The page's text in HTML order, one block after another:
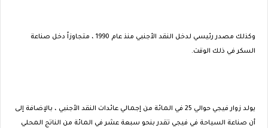
وكذلك مصدر رئيسي لدخل النقد الأجنبي منذ عام 1990 ، متجاوزاً دخل صناعة
السكر في ذلك الوقت.
يولد زوار فيجي حوالي 25 في المائة من إجمالي عائدات النقد الأجنبي ، بالإضافة إلى
أن صناعة السياحة في فيجي تقدر بنحو سبعة عشر في المائة من الناتج المحلي